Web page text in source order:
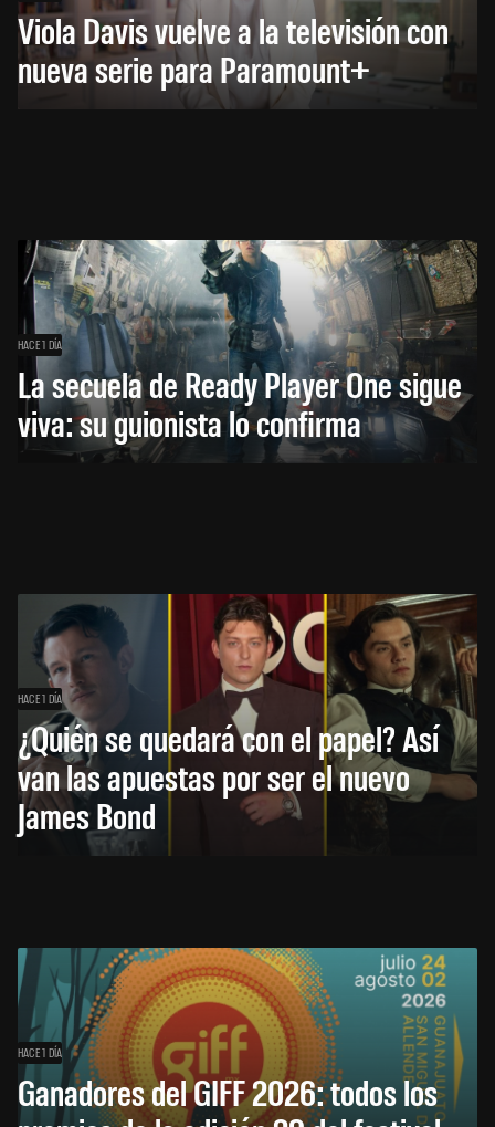
Viola Davis vuelve a la televisión con
nueva serie para Paramount+
HACE 1 DÍA
La secuela de Ready Player One sigue
viva: su guionista lo confirma
HACE 1 DÍA
¿Quién se quedará con el papel? Así
van las apuestas por ser el nuevo
James Bond
HACE 1 DÍA
Ganadores del GIFF 2026: todos los